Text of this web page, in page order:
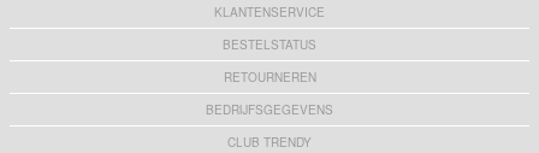
KLANTENSERVICE
BESTELSTATUS
RETOURNEREN
BEDRIJFSGEGEVENS
CLUB TRENDY